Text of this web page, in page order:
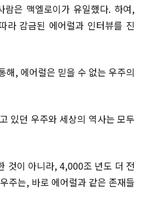
은 맥엘로이가 유일했다. 하여,
라 감금된 에어럴과 인터뷰를 진
해, 에어럴은 믿을 수 없는 우주의
있던 우주와 세상의 역사는 모두
것이 아니라, 4,000조 년도 더 전
주는, 바로 에어럴과 같은 존재들